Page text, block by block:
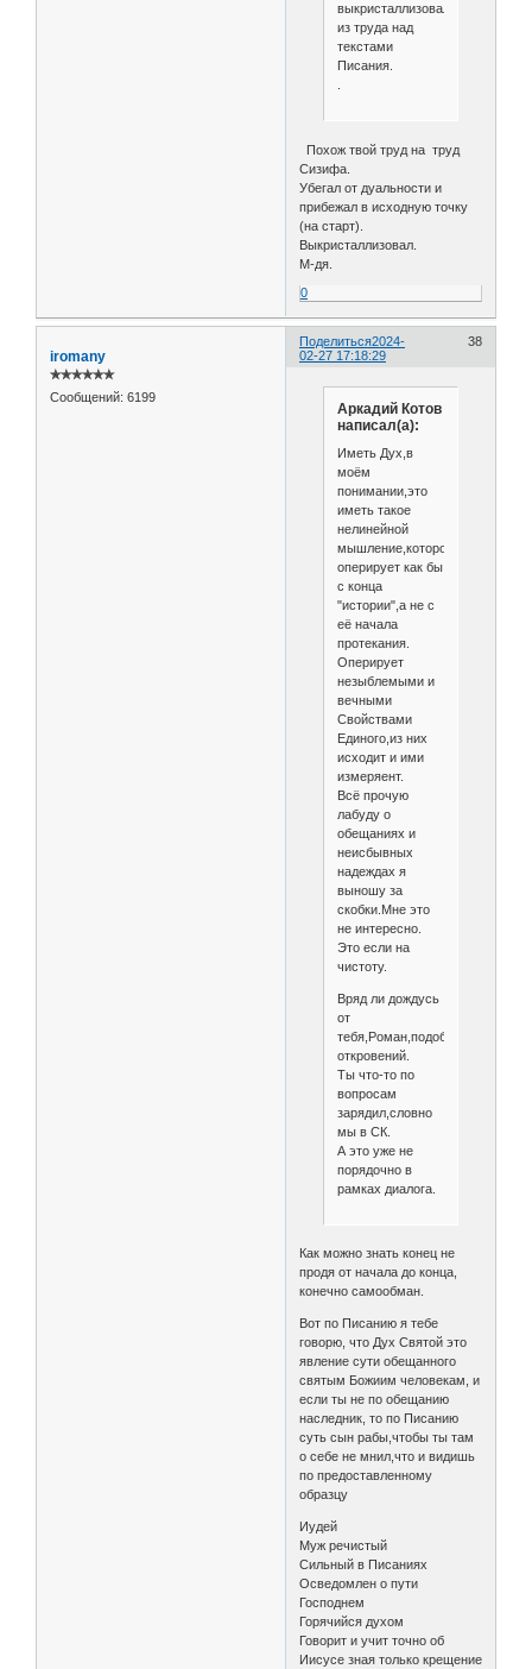
выкристаллизовалось
из труда над
текстами
Писания.
.
Похож твой труд на труд
Сизифа.
Убегал от дуальности и
прибежал в исходную точку
(на старт).
Выкристаллизовал.
М-дя.
0
Поделиться 38
2024-
02-27 17:18:29
iromany
✯✯✯✯✯✯
Сообщений: 6199
Аркадий Котов
написал(а):
Иметь Дух,в
моём
понимании,это
иметь такое
нелинейной
мышление,которое
оперирует как бы
с конца
"истории",а не с
её начала
протекания.
Оперирует
незыблемыми и
вечными
Свойствами
Единого,из них
исходит и ими
измеряент.
Всё прочую
лабуду о
обещаниях и
неисбывных
надеждах я
выношу за
скобки.Мне это
не интересно.
Это если на
чистоту.
Вряд ли дождусь
от
тебя,Роман,подобных
откровений.
Ты что-то по
вопросам
зарядил,словно
мы в СК.
А это уже не
порядочно в
рамках диалога.
Как можно знать конец не
продя от начала до конца,
конечно самообман.
Вот по Писанию я тебе
говорю, что Дух Святой это
явление сути обещанного
святым Божиим человекам, и
если ты не по обещанию
наследник, то по Писанию
суть сын рабы,чтобы ты там
о себе не мнил,что и видишь
по предоставленному
образцу
Иудей
Муж речистый
Сильный в Писаниях
Осведомлен о пути
Господнем
Горячийся духом
Говорит и учит точно об
Иисусе зная только крещение